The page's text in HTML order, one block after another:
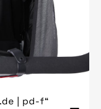
| pd-f“